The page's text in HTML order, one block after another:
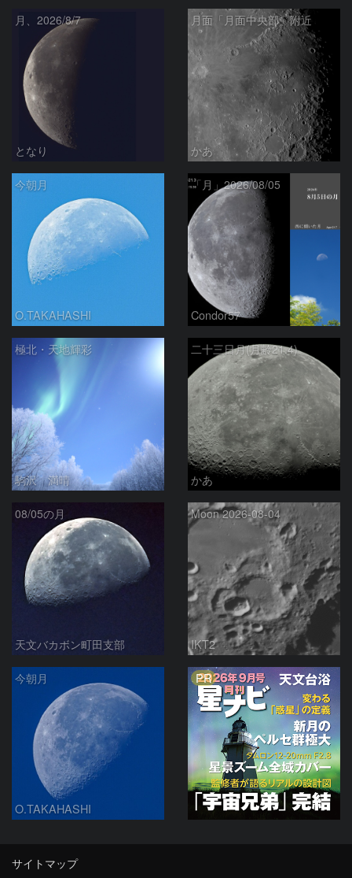
月、2026/8/7
となり
月面「月面中央部」附近
かあ
今朝月
O.TAKAHASHI
「月」2026/08/05
Condor57
極北・天地輝彩
駒沢 満晴
二十三日月(月齢21.4)
かあ
08/05の月
天文バカボン町田支部
Moon 2026-08-04
IKT2
今朝月
O.TAKAHASHI
PR
サイトマップ